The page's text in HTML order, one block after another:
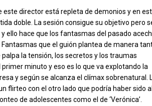
este director está repleta de demonios y en
doble. La sesión consigue su objetivo pero
y ello hace que los fantasmas del pasado
que el guión plantea de manera
la tensión, los secretos y los traumas
minuto y eso es lo que va explotando la
y según se alcanza el clímax sobrenatural.
un flirteo con el otro lado que podría haber sido
de adolescentes como el de ‘Verónica’.